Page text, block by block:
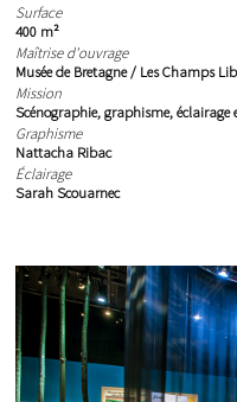
Surface
400 m²
Maîtrise d'ouvrage
Musée de Bretagne / Les Champs
Mission
Scénographie, graphisme,
Graphisme
Nattacha Ribac
Éclairage
Sarah Scouarnec